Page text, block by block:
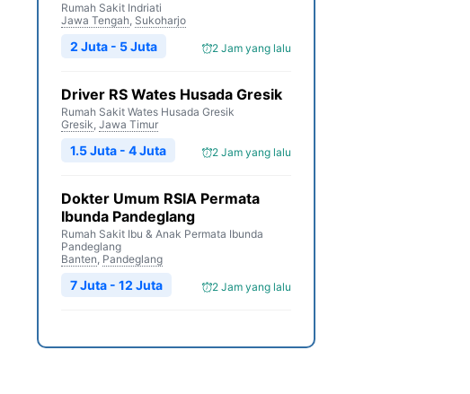
Rumah Sakit Indriati
Jawa Tengah, Sukoharjo
2 Jam yang lalu
2 Juta - 5 Juta
Driver RS Wates Husada Gresik
Rumah Sakit Wates Husada Gresik
Gresik, Jawa Timur
2 Jam yang lalu
1.5 Juta - 4 Juta
Dokter Umum RSIA Permata
Ibunda Pandeglang
Rumah Sakit Ibu & Anak Permata Ibunda
Pandeglang
Banten, Pandeglang
2 Jam yang lalu
7 Juta - 12 Juta